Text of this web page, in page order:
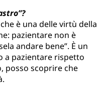
è una delle virtù della
pazientare non è
andare bene”. È un
a pazientare rispetto
posso scoprire che